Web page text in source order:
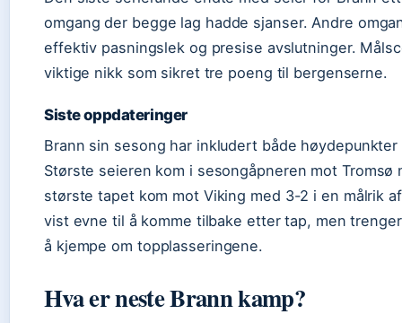
omgang der begge lag hadde sjanser. Andre
effektiv pasningslek og presise avslutninger.
viktige nikk som sikret tre poeng til bergenserne.
Siste oppdateringer
Brann sin sesong har inkludert både
Største seieren kom i sesongåpneren mot Tromsø
største tapet kom mot Viking med 3-2 i en målrik
vist evne til å komme tilbake etter tap, men
å kjempe om topplasseringene.
Hva er neste Brann kamp?